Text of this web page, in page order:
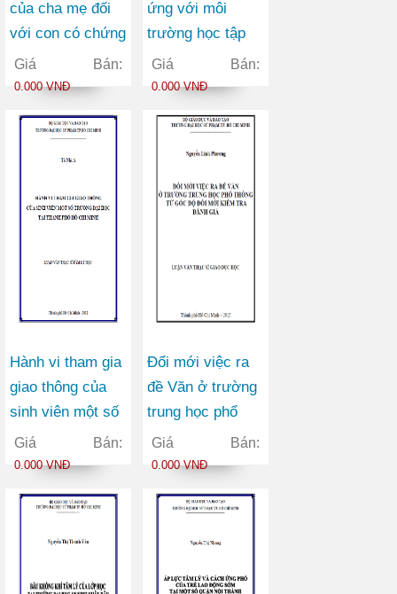
của cha mẹ đối
với con có chứng
tự kỷ tại thành
phố Hồ Chí Minh
Giá Bán:
0.000 VNĐ
ứng với môi
trường học tập
của sinh viên
năm thứ nhất
An ninh nhân dân
Giá Bán:
0.000 VNĐ
Hành vi tham gia
giao thông của
sinh viên một số
trường đại học
tại thành phố Hồ
Giá Bán:
0.000 VNĐ
Đổi mới việc ra
đề Văn ở trường
trung học phổ
thông từ góc độ
đổi mới kiểm tra
Giá Bán:
0.000 VNĐ